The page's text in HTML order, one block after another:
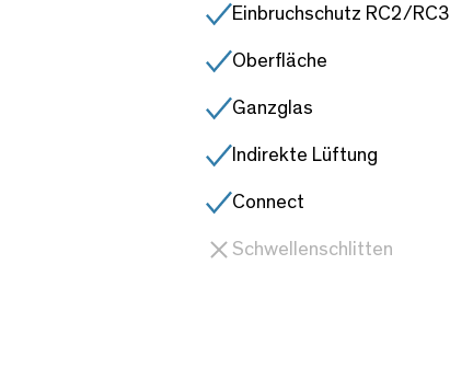
Einbruchschutz RC2/RC3
Oberfläche
Ganzglas
Indirekte Lüftung
Connect
Schwellenschlitten